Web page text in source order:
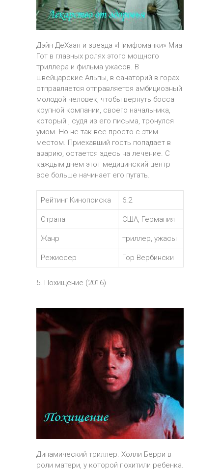
Дэйн ДеХаан и звезда «Нимфоманки» Миа
Гот в главных ролях этого мощного
триллера и фильма ужасов. В
швейцарские Альпы, в санаторий в горах
отправляется отправляется амбициозный
молодой человек, чтобы вернуть босса
крупной компании, своего начальника,
который , судя из его письма, тронулся
умом. Но не так все просто с этим
местом. Приехавший гость попадает в
аварию, остается здесь на лечение. С
каждым днем этот медицинский центр
все больше начинает его пугать.
Рейтинг Кинопоиска 6.2
Страна США, Германия
Жанр триллер, ужасы
Режиссер Гор Вербински
5. Похищение (2016)
Динамический триллер. Холли Берри в
роли матери, у которой похитили ребенка.